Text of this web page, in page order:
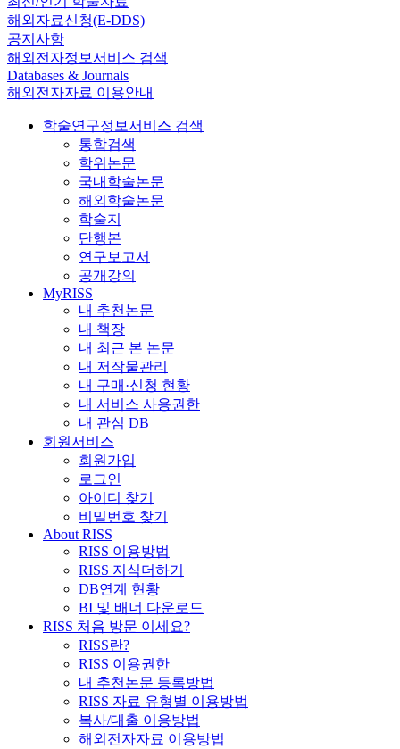
해외자료신청(E-DDS)
공지사항
해외전자정보서비스 검색
Databases & Journals
해외전자자료 이용안내
학술연구정보서비스 검색
통합검색
학위논문
국내학술논문
해외학술논문
학술지
단행본
연구보고서
공개강의
MyRISS
내 추천논문
내 책장
내 최근 본 논문
내 저작물관리
내 구매·신청 현황
내 서비스 사용권한
내 관심 DB
회원서비스
회원가입
로그인
아이디 찾기
비밀번호 찾기
About RISS
RISS 이용방법
RISS 지식더하기
DB연계 현황
BI 및 배너 다운로드
RISS 처음 방문 이세요?
RISS란?
RISS 이용권한
내 추천논문 등록방법
RISS 자료 유형별 이용방법
복사/대출 이용방법
해외전자자료 이용방법